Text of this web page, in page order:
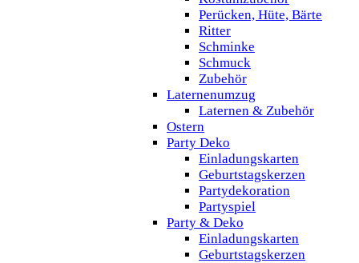
Perücken, Hüte, Bärte
Ritter
Schminke
Schmuck
Zubehör
Laternenumzug
Laternen & Zubehör
Ostern
Party Deko
Einladungskarten
Geburtstagskerzen
Partydekoration
Partyspiel
Party & Deko
Einladungskarten
Geburtstagskerzen